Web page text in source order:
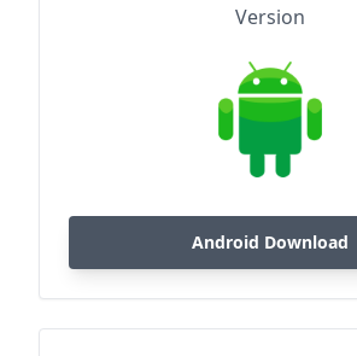
Version
Android Download